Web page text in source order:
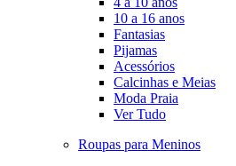
10 a 16 anos
Fantasias
Pijamas
Acessórios
Calcinhas e Meias
Moda Praia
Ver Tudo
Roupas para Meninos